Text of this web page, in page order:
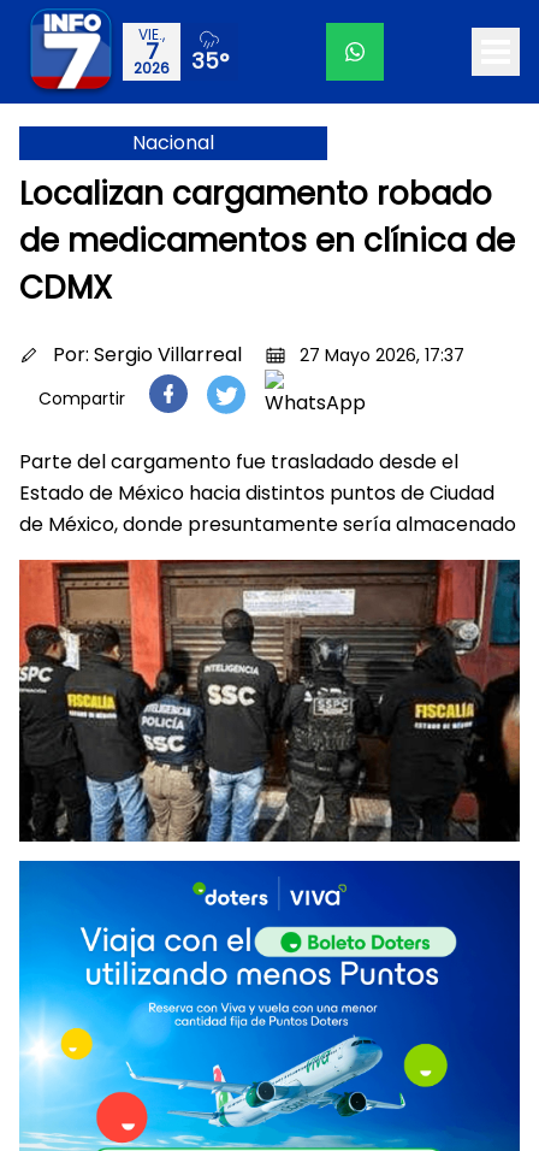
VIE.,
7
2026 35°
Nacional
Localizan cargamento robado
de medicamentos en clínica de
CDMX
Por: Sergio Villarreal
27 Mayo 2026, 17:37
Compartir
Parte del cargamento fue trasladado desde el
Estado de México hacia distintos puntos de Ciudad
de México, donde presuntamente sería almacenado